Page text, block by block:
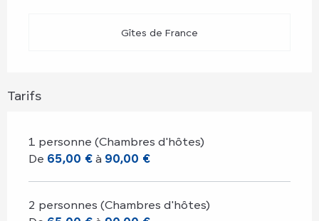
Gîtes de France
Tarifs
1 personne (Chambres d'hôtes)
De 65,00 € à 90,00 €
2 personnes (Chambres d'hôtes)